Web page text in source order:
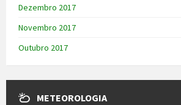
Dezembro 2017
Novembro 2017
Outubro 2017
METEOROLOGIA